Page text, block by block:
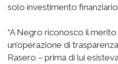
solo investimento
“A Negro riconosco il
un’operazione di
Rasero – prima di lui